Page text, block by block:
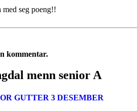
seg poeng!!
kommentar.
menn senior A
GUTTER 3 DESEMBER